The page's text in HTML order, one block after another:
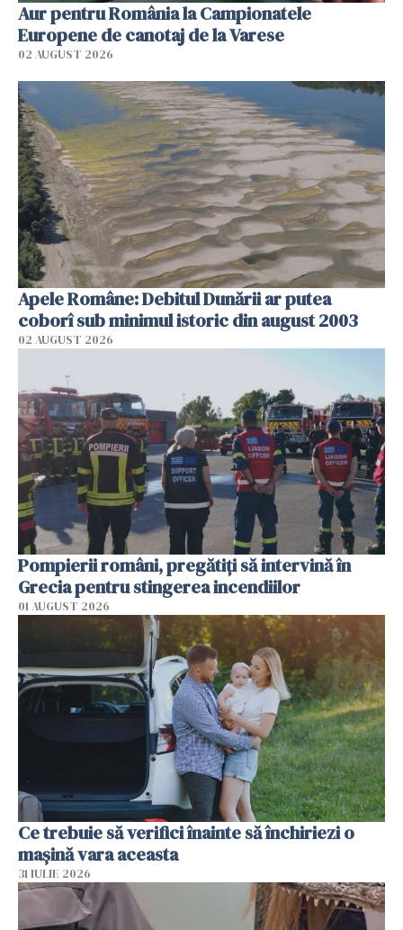
Aur pentru România la Campionatele
Europene de canotaj de la Varese
02 AUGUST 2026
Apele Române: Debitul Dunării ar putea
coborî sub minimul istoric din august 2003
02 AUGUST 2026
Pompierii români, pregătiţi să intervină în
Grecia pentru stingerea incendiilor
01 AUGUST 2026
Ce trebuie să verifici înainte să închiriezi o
mașină vara aceasta
31 IULIE 2026